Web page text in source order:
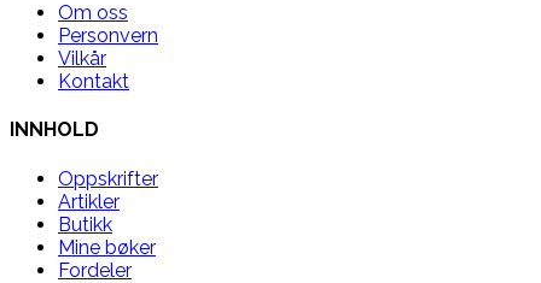
Om oss
Personvern
Vilkår
Kontakt
INNHOLD
Oppskrifter
Artikler
Butikk
Mine bøker
Fordeler